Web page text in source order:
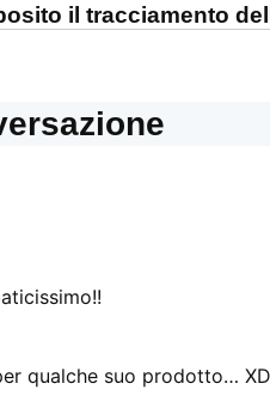
il tracciamento
qualche suo prodotto… XD